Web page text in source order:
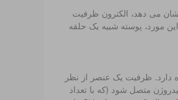
می دهد، الکترون ظرفیت
مورد، پوسته شبیه یک حلقه
دارد. ظرفیت یک عنصر از نظر
متصل شود (که با تعداد